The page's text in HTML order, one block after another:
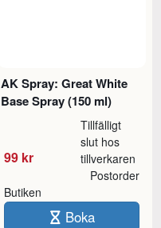
AK Spray: Great White
Base Spray (150 ml)
99 kr
Tillfälligt
slut hos
tillverkaren
Butiken
Postorder
Boka